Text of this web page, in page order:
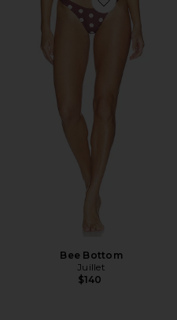
Favorite Bee
Bee Bottom
Juillet
$140